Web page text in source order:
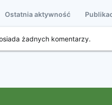
Ostatnia aktywność
żadnych komentarzy.